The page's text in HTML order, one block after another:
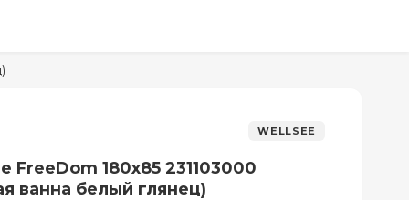
WELLSEE
FreeDom 180x85 231103000
ванна белый глянец)